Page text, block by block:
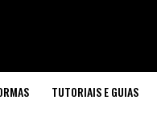
TUTORIAIS E GUIAS